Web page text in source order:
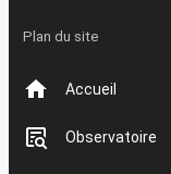
Plan du site
Accueil
Observatoire